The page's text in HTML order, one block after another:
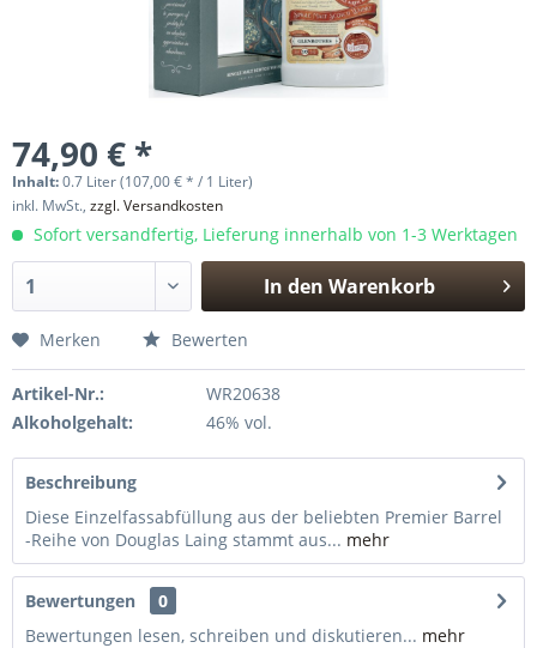
74,90 € *
Inhalt:0.7 Liter (107,00 € * / 1 Liter)
inkl. MwSt., zzgl. Versandkosten
Sofort versandfertig, Lieferung innerhalb von 1-3 Werktagen
In den Warenkorb
Merken Bewerten
Artikel-Nr.:
WR20638
Alkoholgehalt:
46% vol.
Beschreibung
Diese Einzelfassabfüllung aus der beliebten Premier Barrel
-Reihe von Douglas Laing stammt aus... mehr
Bewertungen
0
Bewertungen lesen, schreiben und diskutieren... mehr